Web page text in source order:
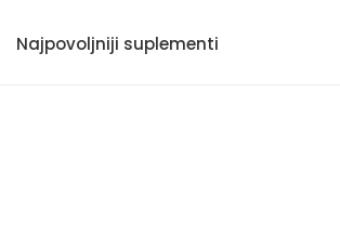
Najpovoljniji suplementi